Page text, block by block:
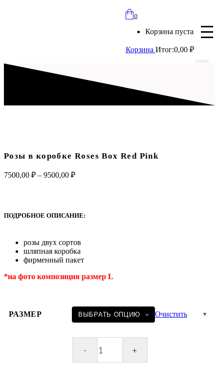
0
Корзина пуста
Корзина Итог:0,00 ₽
Вход
Розы в коробке Roses Box Red Pink
7500,00 ₽ – 9500,00 ₽Диапазон
9500,00 ₽
ПОДРОБНОЕ ОПИСАНИЕ:
розы двух сортов
шляпная коробка
фирменный пакет
*на фото композиция размер L
РАЗМЕР Очистить
в